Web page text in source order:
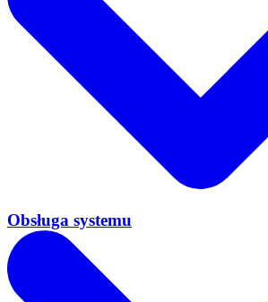
Obsługa systemu